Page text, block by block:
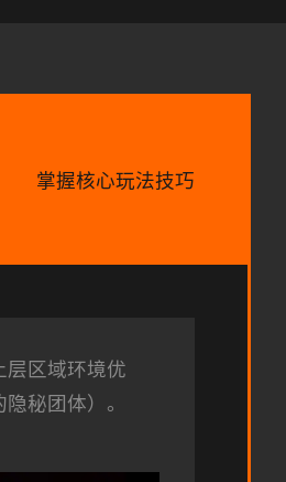
掌握核心玩法技巧
层区域环境优
秘团体）。